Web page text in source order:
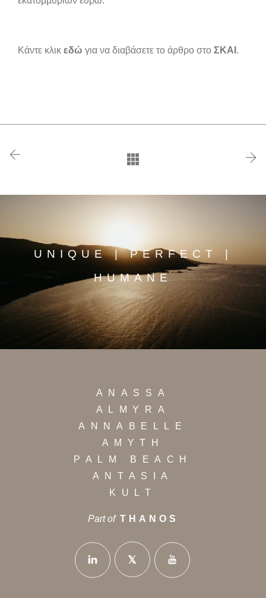
Κάντε κλικ εδώ για να διαβάσετε το άρθρο στο ΣΚΑΙ .
UNIQUE | PERFECT |
HUMANE
ANASSA
ALMYRA
ANNABELLE
AMYTH
PALM BEACH
ANTASIA
KULT
Part of THANOS